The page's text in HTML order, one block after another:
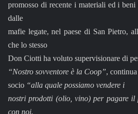
promosso di recente i materiali ed i
dalle
mafie legate, nel paese di San Pietro,
che lo stesso
Don Ciotti ha voluto supervisionare di
“Nostro sovventore è la Coop”,
socio “alla quale possiamo vendere i
nostri prodotti (olio, vino) per pagare il
con noi.